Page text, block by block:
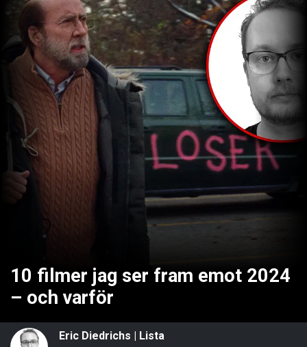
10 filmer jag ser fram emot 2024
– och varför
Eric Diedrichs Lista